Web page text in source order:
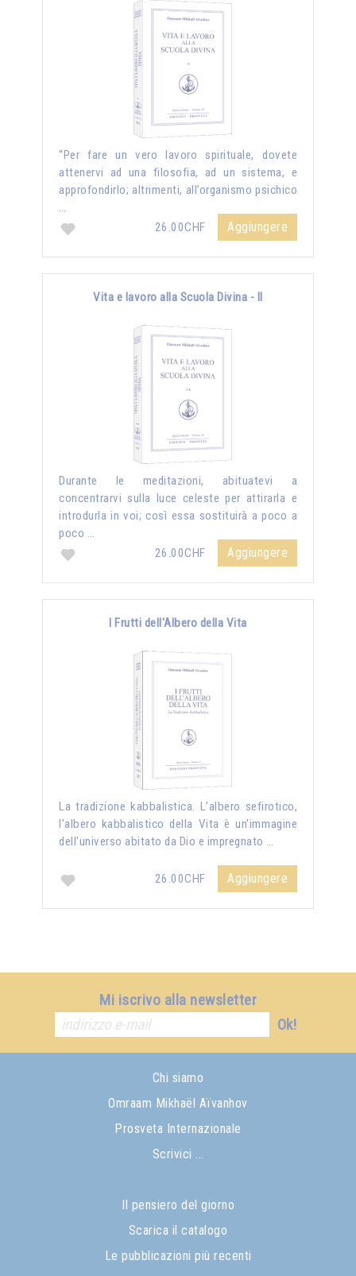
“Per fare un vero lavoro spirituale, dovete
attenervi ad una filosofia, ad un sistema, e
approfondirlo; altrimenti, all’organismo psichico
…
26.00CHF
Aggiungere
Vita e lavoro alla Scuola Divina - II
Durante le meditazioni, abituatevi a
concentrarvi sulla luce celeste per attirarla e
introdurla in voi; così essa sostituirà a poco a
poco …
26.00CHF
Aggiungere
I Frutti dell'Albero della Vita
La tradizione kabbalistica. L’albero sefirotico,
l'albero kabbalistico della Vita è un'immagine
dell'universo abitato da Dio e impregnato …
26.00CHF Aggiungere
Mi iscrivo alla newsletter
Ok!
Chi siamo
Omraam Mikhaël Aïvanhov
Prosveta Internazionale
Scrivici ...
Il pensiero del giorno
Scarica il catalogo
Le pubblicazioni più recenti